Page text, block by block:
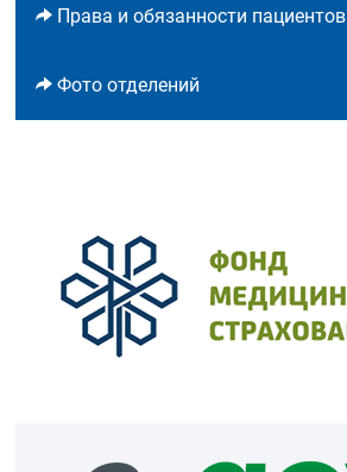
Права и обязанности пациентов
Фото отделений